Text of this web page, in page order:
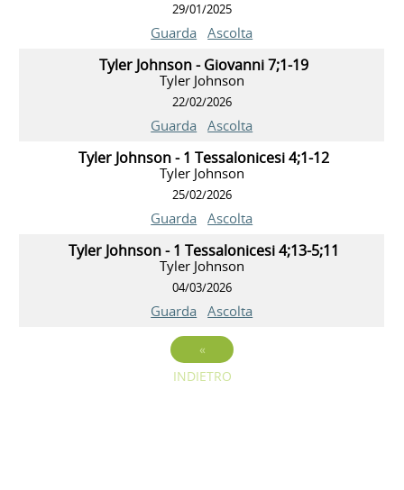
29/01/2025
Guarda Ascolta
Tyler Johnson - Giovanni 7;1-19
Tyler Johnson
22/02/2026
Guarda Ascolta
Tyler Johnson - 1 Tessalonicesi 4;1-12
Tyler Johnson
25/02/2026
Guarda Ascolta
Tyler Johnson - 1 Tessalonicesi 4;13-5;11
Tyler Johnson
04/03/2026
Guarda Ascolta
«
INDIETRO